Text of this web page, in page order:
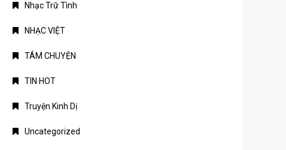
Nhạc Trữ Tình
NHẠC VIỆT
TÁM CHUYỆN
TIN HOT
Truyện Kinh Dị
Uncategorized